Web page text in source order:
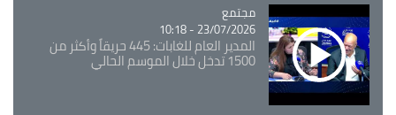
Catégorie
مجتمع
23/07/2026 - 10:18
المدير العام للغابات: 445 حريقاً وأكثر من
1500 تدخل خلال الموسم الحالي